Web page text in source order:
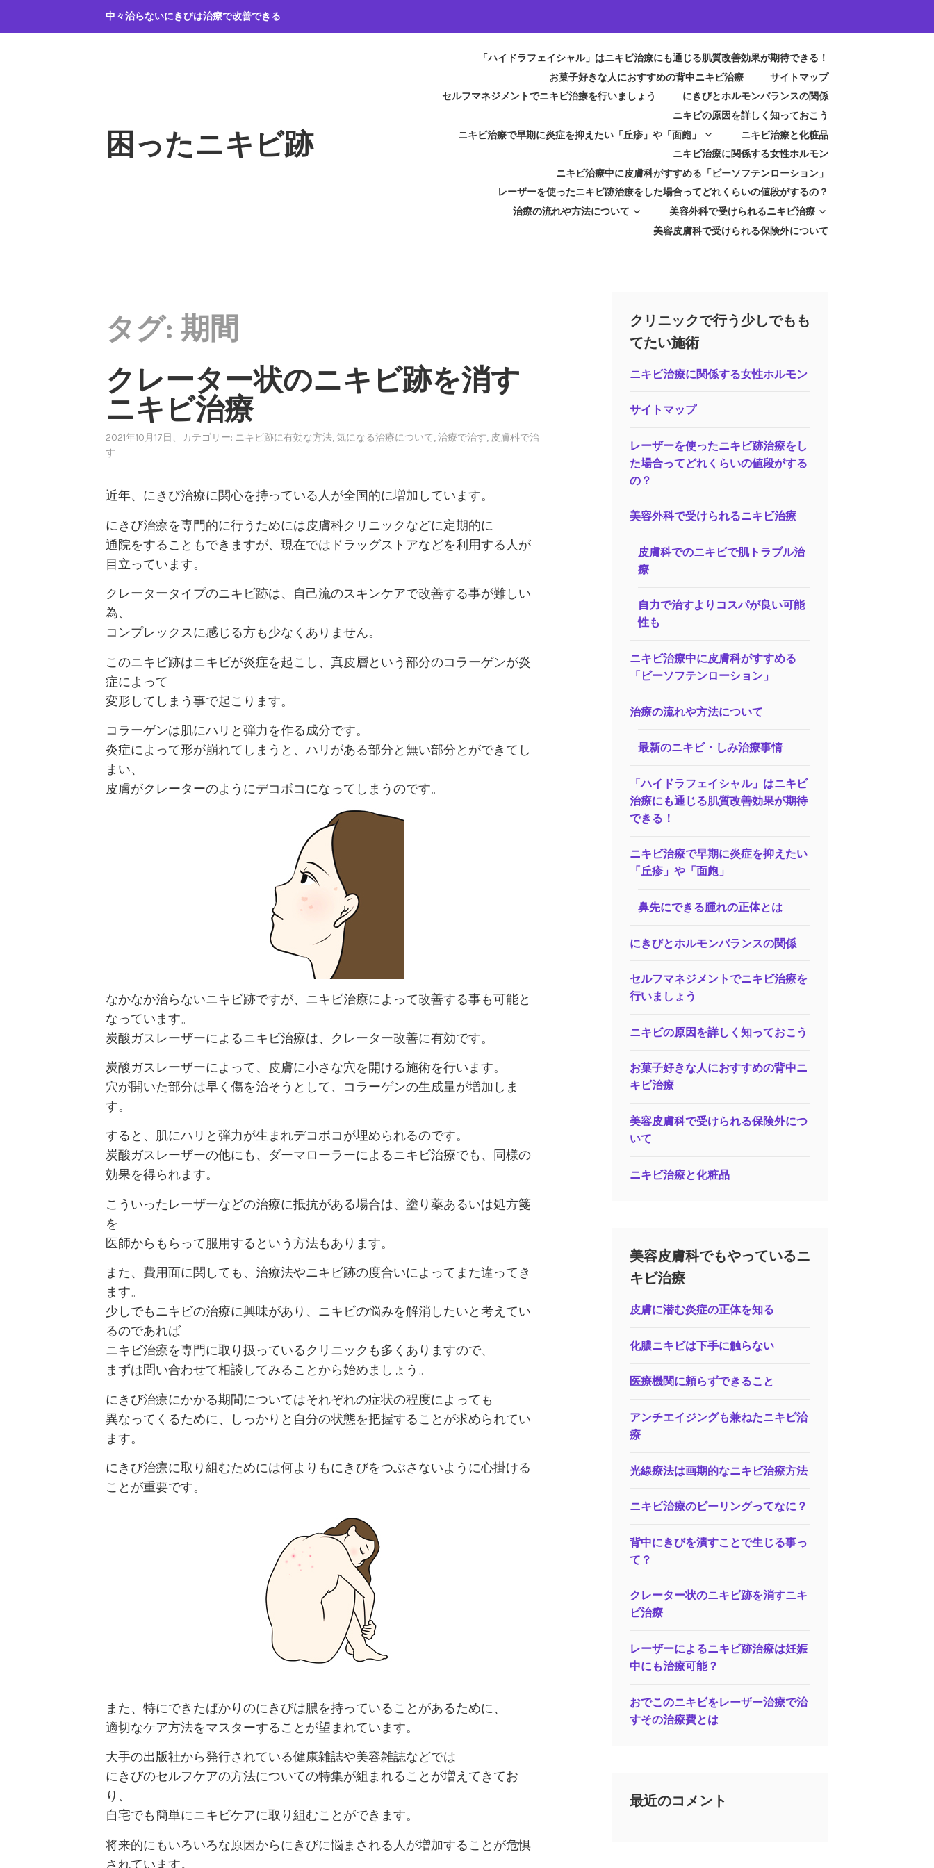
中々治らないにきびは治療で改善できる
困ったニキビ跡
「ハイドラフェイシャル」はニキビ治療にも通じる肌質改善効果が期待できる！
お菓子好きな人におすすめの背中ニキビ治療
サイトマップ
セルフマネジメントでニキビ治療を行いましょう
にきびとホルモンバランスの関係
ニキビの原因を詳しく知っておこう
ニキビ治療で早期に炎症を抑えたい「丘疹」や「面皰」
ニキビ治療と化粧品
ニキビ治療に関係する女性ホルモン
ニキビ治療中に皮膚科がすすめる「ビーソフテンローション」
レーザーを使ったニキビ跡治療をした場合ってどれくらいの値段がするの？
治療の流れや方法について
美容外科で受けられるニキビ治療
美容皮膚科で受けられる保険外について
タグ: 期間
クレーター状のニキビ跡を消す
ニキビ治療
2021年10月17日 、カテゴリー: ニキビ跡に有効な方法,気になる治療について,治療で治す, 皮膚科で治
す
近年、にきび治療に関心を持っている人が全国的に増加しています。
にきび治療を専門的に行うためには皮膚科クリニックなどに定期的に
通院をすることもできますが、現在ではドラッグストアなどを利用する人が
目立っています。
クレータータイプのニキビ跡は、自己流のスキンケアで改善する事が難しい
為、
コンプレックスに感じる方も少なくありません。
このニキビ跡はニキビが炎症を起こし、真皮層という部分のコラーゲンが炎
症によって
変形してしまう事で起こります。
コラーゲンは肌にハリと弾力を作る成分です。
炎症によって形が崩れてしまうと、ハリがある部分と無い部分とができてし
まい、
皮膚がクレーターのようにデコボコになってしまうのです。
なかなか治らないニキビ跡ですが、ニキビ治療によって改善する事も可能と
なっています。
炭酸ガスレーザーによるニキビ治療は、クレーター改善に有効です。
炭酸ガスレーザーによって、皮膚に小さな穴を開ける施術を行います。
穴が開いた部分は早く傷を治そうとして、コラーゲンの生成量が増加しま
す。
すると、肌にハリと弾力が生まれデコボコが埋められるのです。
炭酸ガスレーザーの他にも、ダーマローラーによるニキビ治療でも、同様の
効果を得られます。
こういったレーザーなどの治療に抵抗がある場合は、塗り薬あるいは処方箋
を
医師からもらって服用するという方法もあります。
また、費用面に関しても、治療法やニキビ跡の度合いによってまた違ってき
ます。
少しでもニキビの治療に興味があり、ニキビの悩みを解消したいと考えてい
るのであれば
ニキビ治療を専門に取り扱っているクリニックも多くありますので、
まずは問い合わせて相談してみることから始めましょう。
にきび治療にかかる期間についてはそれぞれの症状の程度によっても
異なってくるために、しっかりと自分の状態を把握することが求められてい
ます。
にきび治療に取り組むためには何よりもにきびをつぶさないように心掛ける
ことが重要です。
また、特にできたばかりのにきびは膿を持っていることがあるために、
適切なケア方法をマスターすることが望まれています。
大手の出版社から発行されている健康雑誌や美容雑誌などでは
にきびのセルフケアの方法についての特集が組まれることが増えてきてお
り、
自宅でも簡単にニキビケアに取り組むことができます。
将来的にもいろいろな原因からにきびに悩まされる人が増加することが危惧
されています。
クリニックで行う少しでもも
てたい施術
ニキビ治療に関係する女性ホルモン
サイトマップ
レーザーを使ったニキビ跡治療をし
た場合ってどれくらいの値段がする
の？
美容外科で受けられるニキビ治療
皮膚科でのニキビで肌トラブル治
療
自力で治すよりコスパが良い可能
性も
ニキビ治療中に皮膚科がすすめる
「ビーソフテンローション」
治療の流れや方法について
最新のニキビ・しみ治療事情
「ハイドラフェイシャル」はニキビ
治療にも通じる肌質改善効果が期待
できる！
ニキビ治療で早期に炎症を抑えたい
「丘疹」や「面皰」
鼻先にできる腫れの正体とは
にきびとホルモンバランスの関係
セルフマネジメントでニキビ治療を
行いましょう
ニキビの原因を詳しく知っておこう
お菓子好きな人におすすめの背中ニ
キビ治療
美容皮膚科で受けられる保険外につ
いて
ニキビ治療と化粧品
美容皮膚科でもやっているニ
キビ治療
皮膚に潜む炎症の正体を知る
化膿ニキビは下手に触らない
医療機関に頼らずできること
アンチエイジングも兼ねたニキビ治
療
光線療法は画期的なニキビ治療方法
ニキビ治療のピーリングってなに？
背中にきびを潰すことで生じる事っ
て？
クレーター状のニキビ跡を消すニキ
ビ治療
レーザーによるニキビ跡治療は妊娠
中にも治療可能？
おでこのニキビをレーザー治療で治
すその治療費とは
最近のコメント